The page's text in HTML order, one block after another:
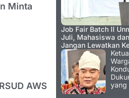
Minta
AWS
Job Fair Batch II
Juli, Mahasiswa
Jangan Lewatkan
yang